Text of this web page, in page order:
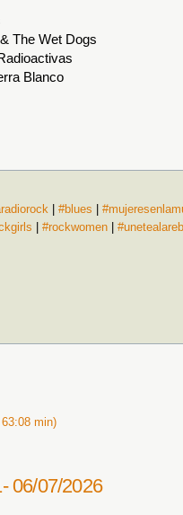
The Wet Dogs
Blanco
#blues
#rockwomen
min)
06/07/2026